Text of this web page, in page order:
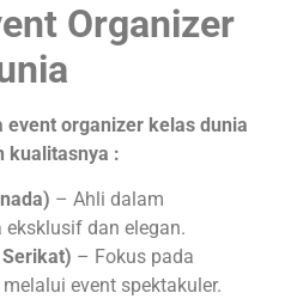
Organizer
event organizer kelas dunia
kualitasnya :
– Ahli dalam
dan elegan.
– Fokus pada
event spektakuler.